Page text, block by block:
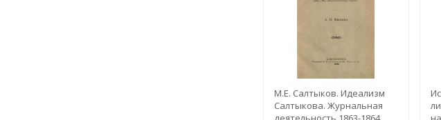
М.Е. Салтыков. Идеализм
Салтыкова. Журнальная